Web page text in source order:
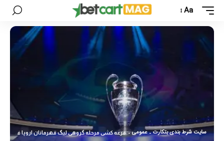
Aa
سایت شرط بندی بتکارت - عمومی - قرعه کشی مرحله گروهی لیگ قهرمانان اروپا فصل ۲۰۱۹/۲۰ انجام شد